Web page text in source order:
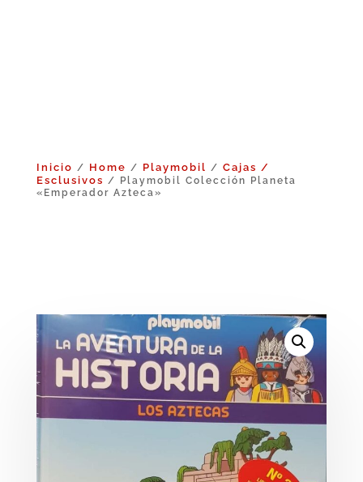
Inicio / Home / Playmobil / Cajas /
Esclusivos / Playmobil Colección Planeta
«Emperador Azteca»